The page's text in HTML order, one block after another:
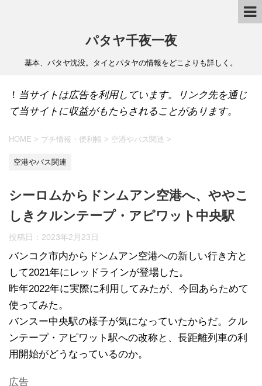
パタヤ千夜一夜
基本、パタヤ沈没。タイとパタヤの情報をどこよりも詳しく。
！ 当サイトは広告を利用しています。リンク先を通じ
て当サイトに収益がもたらされることがあります。
HOME > プチ情報・便利帳 > 空港やバス関連 >
空港やバス関連
シーロムからドンムアン空港へ、ややこ
しきクルンテープ・アピワット中央駅
投稿日： 2023年2月23日
バンコク市内からドンムアン空港への新しい行き方と
して2021年にレッドラインが登場した。
昨年2022年に実際に利用してみたが、今回あらためて
使ってみた。
バンスー中央駅の様子が気になっていたからだ。クル
ンテープ・アピワット駅への改称と、長距離列車の利
用開始がどうなっているのか。
広告